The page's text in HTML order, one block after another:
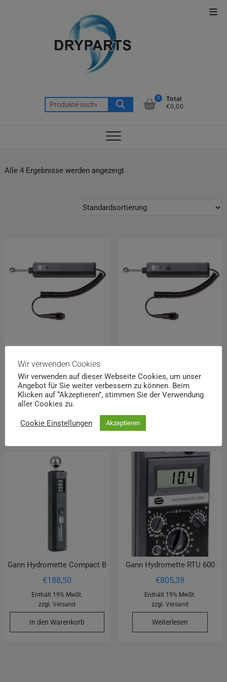
Suche
nach:
0
Total
€0,00
Alle 4 Ergebnisse werden angezeigt
€302,02
Enthält 19% MwSt.
Versand
In den Warenkorb
Enthält 19% MwSt.
zzgl.Versand
Gann Hydromette Compact B
€188,50
Enthält 19% MwSt.
zzgl. Versand
In den Warenkorb
Gann Hydromette RTU 600
€805,39
Enthält 19% MwSt.
zzgl.Versand
Weiterlesen
Wir verwenden Cookies
Wir verwenden auf dieser Webseite Cookies, um unser
Angebot für Sie weiter verbessern zu können. Beim
Klicken auf “Akzeptieren”, stimmen Sie der Verwendung
aller Cookies zu.
Cookie Einstellungen Akzeptieren